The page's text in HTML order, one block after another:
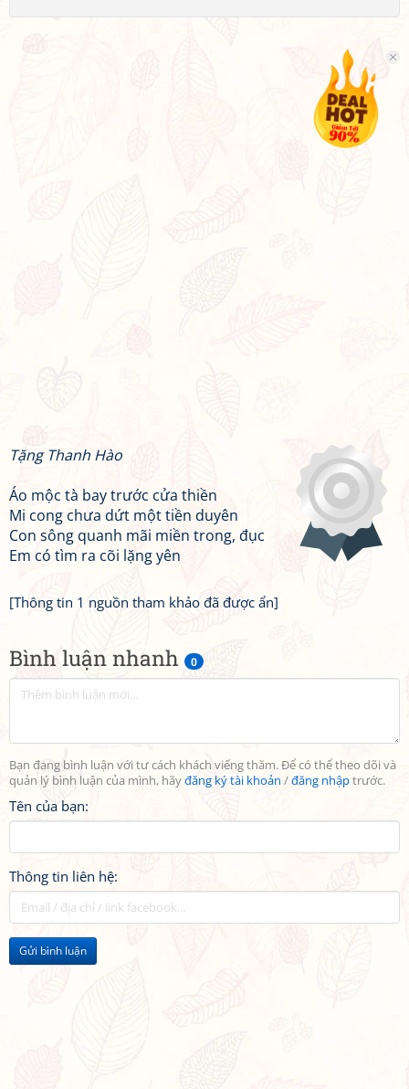
Bình luận nhanh 0
Bạn đang bình luận với tư cách khách viếng thăm. Để có thể theo dõi và
quản lý bình luận của mình, hãyđăng ký tài khoản /đăng nhậptrước.
Tên của bạn:
Thông tin liên hệ:
Gửi bình luận
Tặng Thanh Hào
Áo mộc tà bay trước cửa thiền
Mi cong chưa dứt một tiền duyên
Con sông quanh mãi miền trong, đục
Em có tìm ra cõi lặng yên
[Thông tin 1 nguồn tham khảo đã được ẩn]